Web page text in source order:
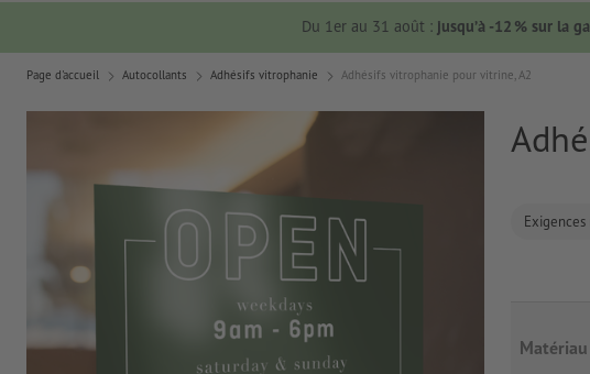
Du 1er au 31 août : jusqu’à -12 % sur la
Page d'accueil Autocollants Adhésifs vitrophanie Adhésifs vitrophanie pour vitrine, A2
Matériau